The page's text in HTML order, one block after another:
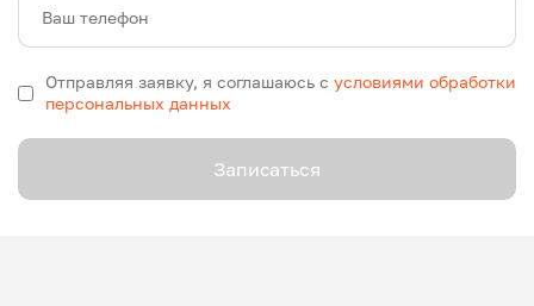
Ваш телефон
Отправляя заявку, я соглашаюсь с условиями обработки
персональных данных
Записаться